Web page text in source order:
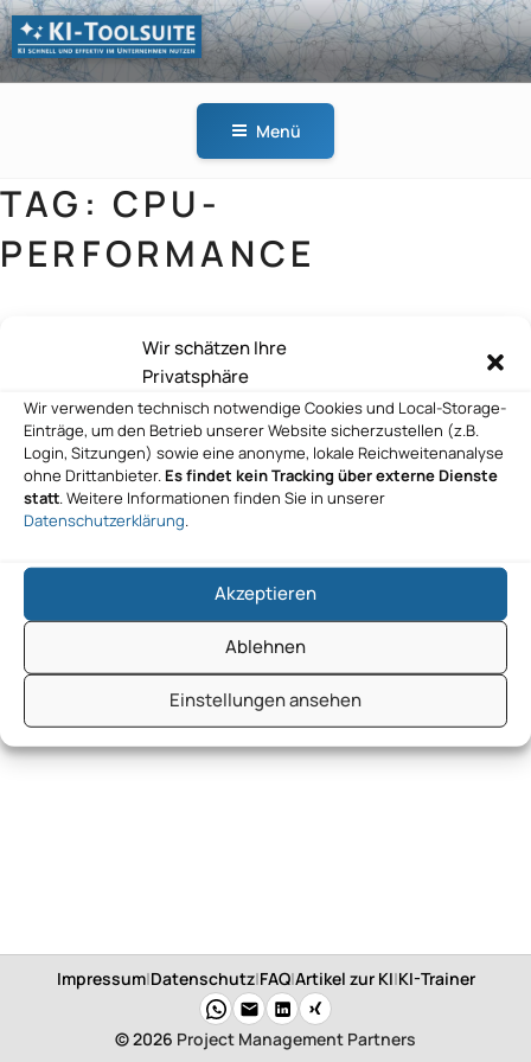
Wir schätzen Ihre
Privatsphäre
Wir verwenden technisch notwendige Cookies und Local-Storage-
Einträge, um den Betrieb unserer Website sicherzustellen (z.B.
Login, Sitzungen) sowie eine anonyme, lokale Reichweitenanalyse
ohne Drittanbieter. Es findet kein Tracking über externe Dienste
statt. Weitere Informationen finden Sie in unserer
Datenschutzerklärung.
Akzeptieren
Ablehnen
Einstellungen ansehen
Zum
Inhalt
springen
KI-
Menü
TAG: CPU-
PERFORMANCE
DACHS IT GmbH
Impressum|Datenschutz|FAQ|Artikel zur KI|KI-Trainer
© 2026 Project Management Partners